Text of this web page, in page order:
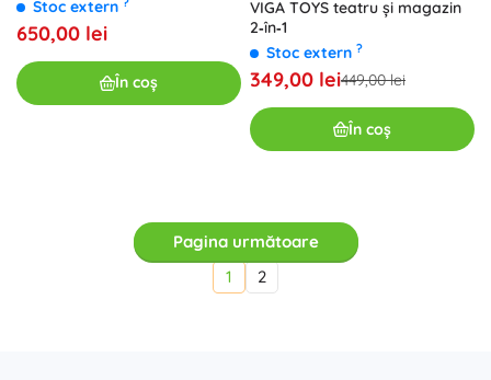
Stoc extern
650,00 lei
În coș
VIGA TOYS teatru și magazin
2‑în‑1
Stoc extern ?
349,00 lei449,00 lei
În coș
Pagina următoare
1
2